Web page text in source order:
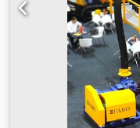
Avvattningssikt -
1650 x 3500 mm -
polyuretansikt -
kW, 1000 varv/min
Slaglängd: 6-9 mm -
Utloppsrör: 219 x 10
FÖR MER